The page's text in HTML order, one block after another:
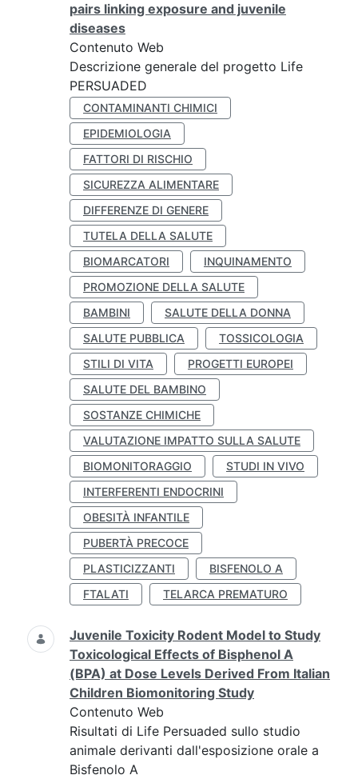
pairs linking exposure and juvenile
diseases
Contenuto Web
Descrizione generale del progetto Life
PERSUADED
CONTAMINANTI CHIMICI
EPIDEMIOLOGIA
FATTORI DI RISCHIO
SICUREZZA ALIMENTARE
DIFFERENZE DI GENERE
TUTELA DELLA SALUTE
BIOMARCATORI
INQUINAMENTO
PROMOZIONE DELLA SALUTE
BAMBINI
SALUTE DELLA DONNA
SALUTE PUBBLICA
TOSSICOLOGIA
STILI DI VITA
PROGETTI EUROPEI
SALUTE DEL BAMBINO
SOSTANZE CHIMICHE
VALUTAZIONE IMPATTO SULLA SALUTE
BIOMONITORAGGIO
STUDI IN VIVO
INTERFERENTI ENDOCRINI
OBESITÀ INFANTILE
PUBERTÀ PRECOCE
PLASTICIZZANTI
BISFENOLO A
FTALATI
TELARCA PREMATURO
Juvenile Toxicity Rodent Model to Study
Toxicological Effects of Bisphenol A
(BPA) at Dose Levels Derived From Italian
Children Biomonitoring Study
Contenuto Web
Risultati di Life Persuaded sullo studio
animale derivanti dall'esposizione orale a
Bisfenolo A